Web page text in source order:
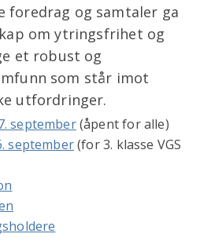
foredrag og samtaler ga
om ytringsfrihet og
et robust og
som står imot
utfordringer.
september(åpent for alle)
september(for 3. klasse VGS